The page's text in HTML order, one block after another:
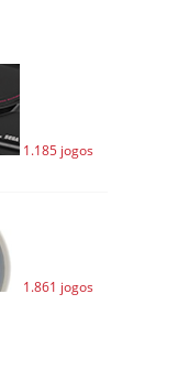
1.185 jogos
1.861 jogos